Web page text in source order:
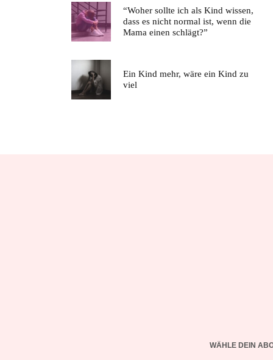
“Woher sollte ich als Kind wissen,
dass es nicht normal ist, wenn die
Mama einen schlägt?”
Ein Kind mehr, wäre ein Kind zu
viel
WÄHLE DEIN